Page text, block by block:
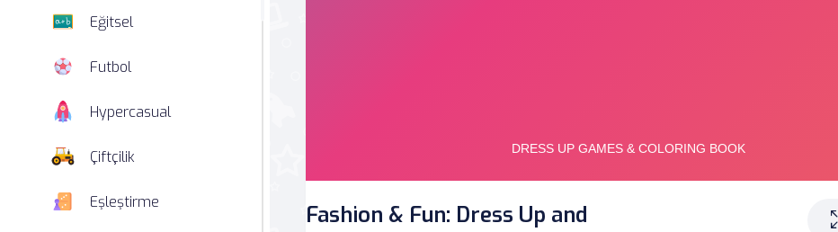
Eğitsel
Futbol
Hypercasual
Çiftçilik
Eşleştirme
Fashion & Fun: Dress Up and